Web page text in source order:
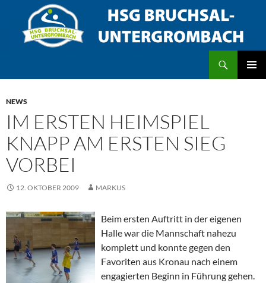
springen
NEWS
IM ERSTEN HEIMSPIEL
KNAPP AM ERSTEN SIEG
VORBEI
12. OKTOBER 2009 MARKUS
Beim ersten Auftritt in der eigenen
Halle war die Mannschaft nahezu
komplett und konnte gegen den
Favoriten aus Kronau nach einem
engagierten Beginn in Führung gehen.